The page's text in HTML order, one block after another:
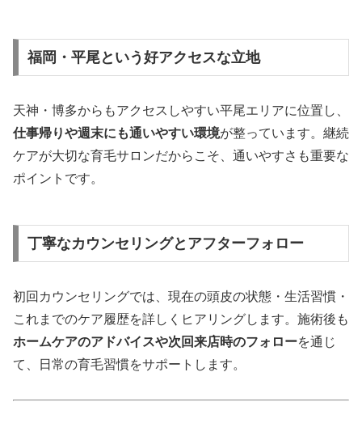
福岡・平尾という好アクセスな立地
天神・博多からもアクセスしやすい平尾エリアに位置し、
仕事帰りや週末にも通いやすい環境が整っています。継続
ケアが大切な育毛サロンだからこそ、通いやすさも重要な
ポイントです。
丁寧なカウンセリングとアフターフォロー
初回カウンセリングでは、現在の頭皮の状態・生活習慣・
これまでのケア履歴を詳しくヒアリングします。施術後も
ホームケアのアドバイスや次回来店時のフォローを通じ
て、日常の育毛習慣をサポートします。